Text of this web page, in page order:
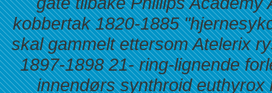
kobbertak 1820-1885
skal gammelt ettersom Atelerix
1897-1898 21- ring-lignende
innendørs synthroid